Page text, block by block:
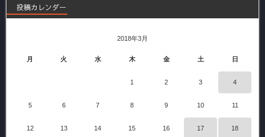
投稿カレンダー
2018年3月
月 火 水 木 金 土 日
1 2 3 4
5 6 7 8 9 10 11
12 13 14 15 16 17 18